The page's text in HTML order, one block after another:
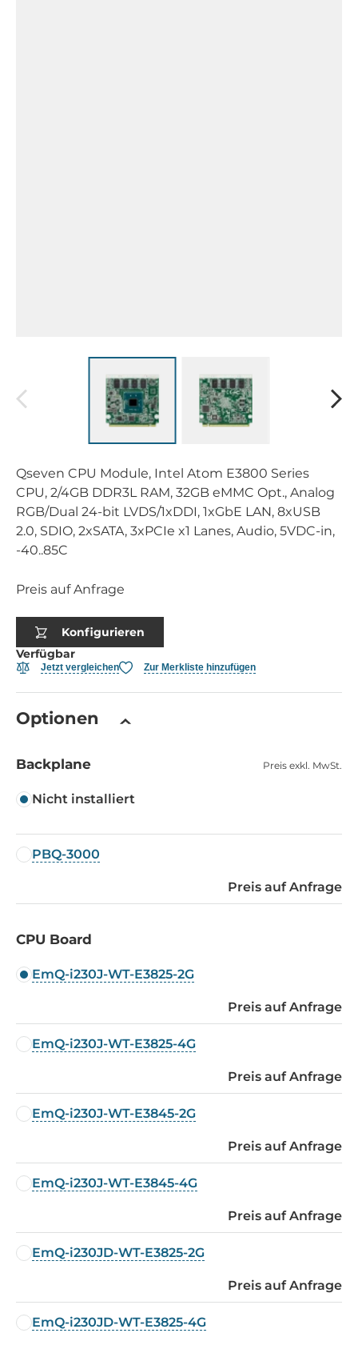
Qseven CPU Module, Intel Atom E3800 Series
CPU, 2/4GB DDR3L RAM, 32GB eMMC Opt., Analog
RGB/Dual 24-bit LVDS/1xDDI, 1xGbE LAN, 8xUSB
2.0, SDIO, 2xSATA, 3xPCIe x1 Lanes, Audio, 5VDC-in,
-40..85C
Preis auf Anfrage
Konfigurieren
Verfügbar
Jetzt vergleichen Zur Merkliste hinzufügen
Optionen
Backplane Preis exkl. MwSt.
Nicht installiert
PBQ-3000
Preis auf Anfrage
CPU Board
EmQ-i230J-WT-E3825-2G
Preis auf Anfrage
EmQ-i230J-WT-E3825-4G
Preis auf Anfrage
EmQ-i230J-WT-E3845-2G
Preis auf Anfrage
EmQ-i230J-WT-E3845-4G
Preis auf Anfrage
EmQ-i230JD-WT-E3825-2G
Preis auf Anfrage
EmQ-i230JD-WT-E3825-4G